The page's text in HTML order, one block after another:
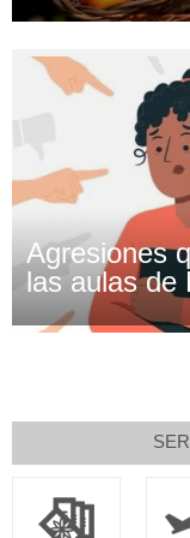
Agresiones
las aulas de